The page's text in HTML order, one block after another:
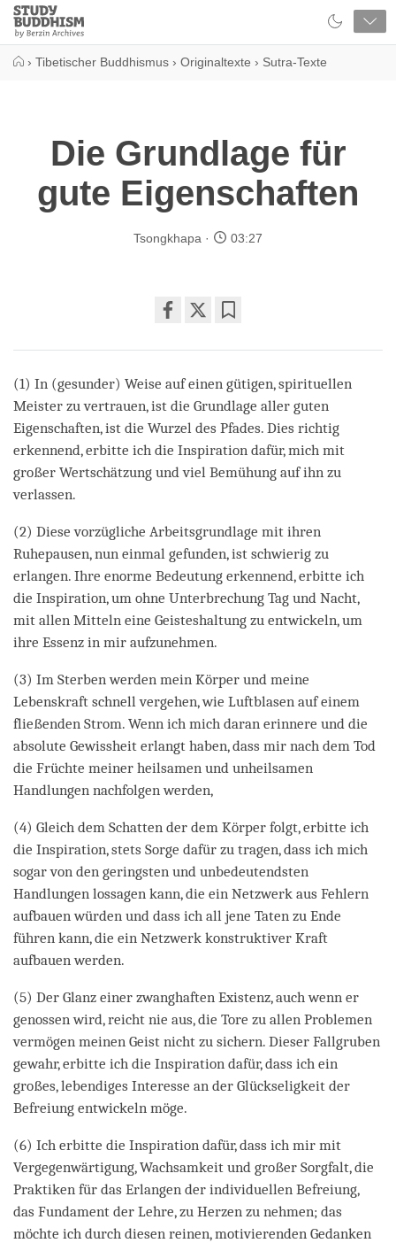
Close
Study
Buddhism
› Tibetischer Buddhismus › Originaltexte › Sutra-Texte
Die Grundlage für
gute Eigenschaften
Tsongkhapa 03:27
on
facebook
(1) In (gesunder) Weise auf einen gütigen, spirituellen
Meister zu vertrauen, ist die Grundlage aller guten
Eigenschaften, ist die Wurzel des Pfades. Dies richtig
erkennend, erbitte ich die Inspiration dafür, mich mit
großer Wertschätzung und viel Bemühung auf ihn zu
verlassen.
(2) Diese vorzügliche Arbeitsgrundlage mit ihren
Ruhepausen, nun einmal gefunden, ist schwierig zu
erlangen. Ihre enorme Bedeutung erkennend, erbitte ich
die Inspiration, um ohne Unterbrechung Tag und Nacht,
mit allen Mitteln eine Geisteshaltung zu entwickeln, um
ihre Essenz in mir aufzunehmen.
(3) Im Sterben werden mein Körper und meine
Lebenskraft schnell vergehen, wie Luftblasen auf einem
fließenden Strom. Wenn ich mich daran erinnere und die
absolute Gewissheit erlangt haben, dass mir nach dem Tod
die Früchte meiner heilsamen und unheilsamen
Handlungen nachfolgen werden,
(4) Gleich dem Schatten der dem Körper folgt, erbitte ich
die Inspiration, stets Sorge dafür zu tragen, dass ich mich
sogar von den geringsten und unbedeutendsten
Handlungen lossagen kann, die ein Netzwerk aus Fehlern
aufbauen würden und dass ich all jene Taten zu Ende
führen kann, die ein Netzwerk konstruktiver Kraft
aufbauen werden.
(5) Der Glanz einer zwanghaften Existenz, auch wenn er
genossen wird, reicht nie aus, die Tore zu allen Problemen
vermögen meinen Geist nicht zu sichern. Dieser Fallgruben
gewahr, erbitte ich die Inspiration dafür, dass ich ein
großes, lebendiges Interesse an der Glückseligkeit der
Befreiung entwickeln möge.
(6) Ich erbitte die Inspiration dafür, dass ich mir mit
Vergegenwärtigung, Wachsamkeit und großer Sorgfalt, die
Praktiken für das Erlangen der individuellen Befreiung,
das Fundament der Lehre, zu Herzen zu nehmen; das
möchte ich durch diesen reinen, motivierenden Gedanken